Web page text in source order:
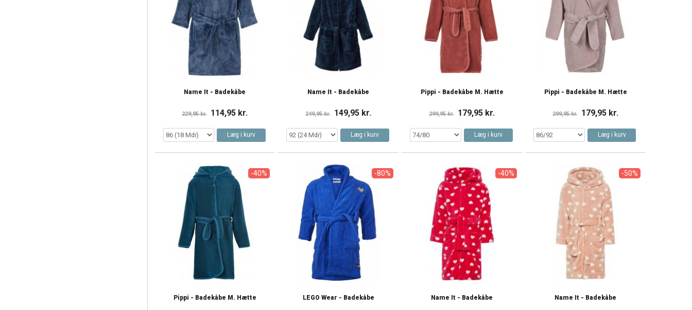
Name It - Badekåbe
229,95 kr. 114,95 kr.
Læg i kurv
Name It - Badekåbe
249,95 kr. 149,95 kr.
Læg i kurv
Pippi - Badekåbe M. Hætte
299,95 kr. 179,95 kr.
Læg i kurv
Pippi - Badekåbe M. Hætte
299,95 kr. 179,95 kr.
Læg i kurv
-40%
Pippi - Badekåbe M. Hætte
-80%
LEGO Wear - Badekåbe
-40%
Name It - Badekåbe
-50%
Name It - Badekåbe